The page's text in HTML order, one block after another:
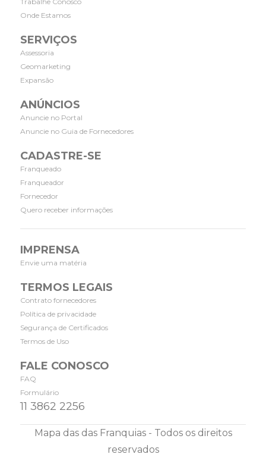
Onde Estamos
SERVIÇOS
Assessoria
Geomarketing
Expansão
ANÚNCIOS
Anuncie no Portal
Anuncie no Guia de Fornecedores
CADASTRE-SE
Franqueado
Franqueador
Fornecedor
Quero receber informações
IMPRENSA
Envie uma matéria
TERMOS LEGAIS
Contrato fornecedores
Política de privacidade
Segurança de Certificados
Termos de Uso
FALE CONOSCO
FAQ
Formulário
11 3862 2256
Mapa das das Franquias - Todos os direitos
reservados